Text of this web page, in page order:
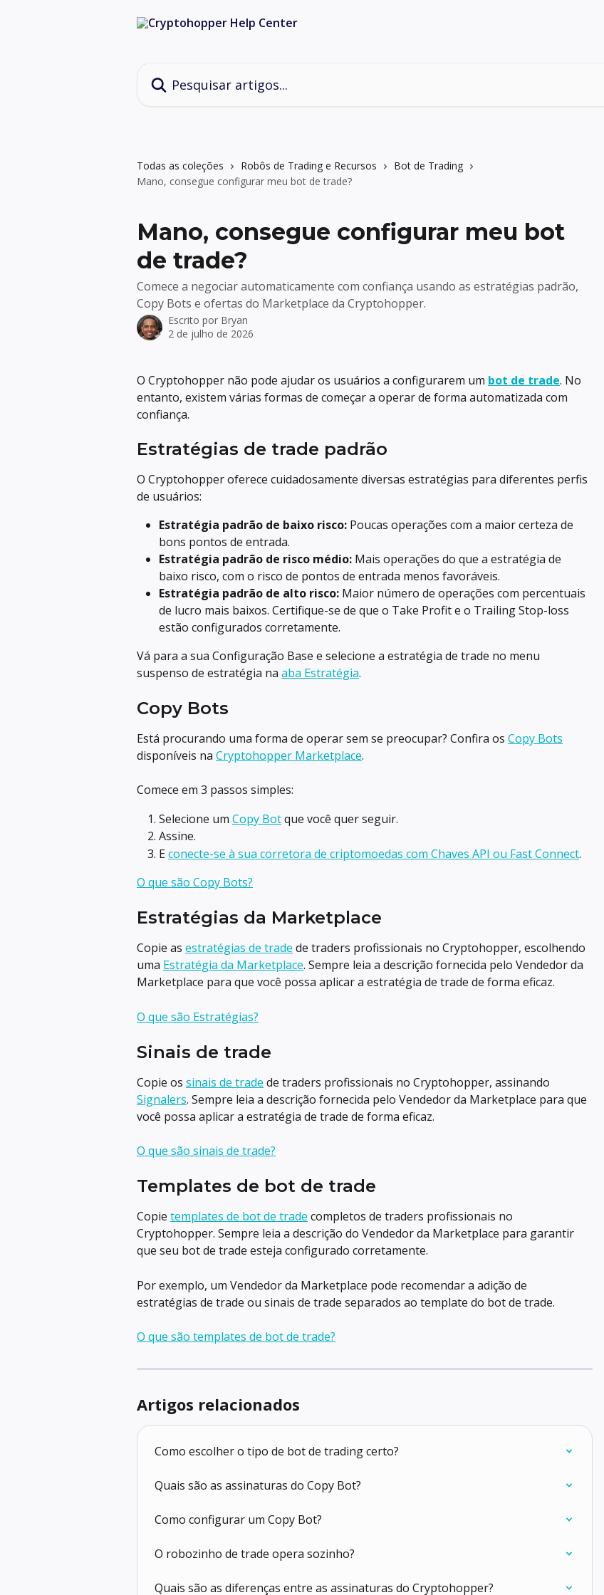
Todas as coleções Robôs de Trading e Recursos
Bot de Trading
Mano, consegue configurar meu bot de trade?
Mano, consegue configurar meu bot
de trade?
Comece a negociar automaticamente com confiança usando as estratégias padrão,
Copy Bots e ofertas do Marketplace da Cryptohopper.
Escrito por Bryan
2 de julho de 2026
O Cryptohopper não pode ajudar os usuários a configurarem um bot de trade. No
entanto, existem várias formas de começar a operar de forma automatizada com
confiança.
Estratégias de trade padrão
O Cryptohopper oferece cuidadosamente diversas estratégias para diferentes perfis
de usuários:
Estratégia padrão de baixo risco: Poucas operações com a maior certeza de
bons pontos de entrada.
Estratégia padrão de risco médio: Mais operações do que a estratégia de
baixo risco, com o risco de pontos de entrada menos favoráveis.
Estratégia padrão de alto risco: Maior número de operações com percentuais
de lucro mais baixos. Certifique-se de que o Take Profit e o Trailing Stop-loss
estão configurados corretamente.
Vá para a sua Configuração Base e selecione a estratégia de trade no menu
suspenso de estratégia na aba Estratégia.
Copy Bots
Está procurando uma forma de operar sem se preocupar? Confira os Copy Bots
disponíveis na Cryptohopper Marketplace.
Comece em 3 passos simples:
Selecione um Copy Bot que você quer seguir.
Assine.
E conecte-se à sua corretora de criptomoedas com Chaves API ou Fast Connect.
O que são Copy Bots?
Estratégias da Marketplace
Copie as estratégias de trade de traders profissionais no Cryptohopper, escolhendo
uma Estratégia da Marketplace. Sempre leia a descrição fornecida pelo Vendedor da
Marketplace para que você possa aplicar a estratégia de trade de forma eficaz.
O que são Estratégias?
Sinais de trade
Copie os sinais de trade de traders profissionais no Cryptohopper, assinando
Signalers. Sempre leia a descrição fornecida pelo Vendedor da Marketplace para que
você possa aplicar a estratégia de trade de forma eficaz.
O que são sinais de trade?
Templates de bot de trade
Copie templates de bot de trade completos de traders profissionais no
Cryptohopper. Sempre leia a descrição do Vendedor da Marketplace para garantir
que seu bot de trade esteja configurado corretamente.
Por exemplo, um Vendedor da Marketplace pode recomendar a adição de
estratégias de trade ou sinais de trade separados ao template do bot de trade.
O que são templates de bot de trade?
Artigos relacionados
Como escolher o tipo de bot de trading certo?
Quais são as assinaturas do Copy Bot?
Como configurar um Copy Bot?
O robozinho de trade opera sozinho?
Quais são as diferenças entre as assinaturas do Cryptohopper?